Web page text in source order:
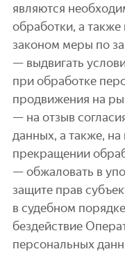
являются
обработки, а
законом меры по
— выдвигать
при обработке
продвижения на
— на отзыв
данных, а также,
прекращении
— обжаловать в
защите прав
в судебном
бездействие
персональных